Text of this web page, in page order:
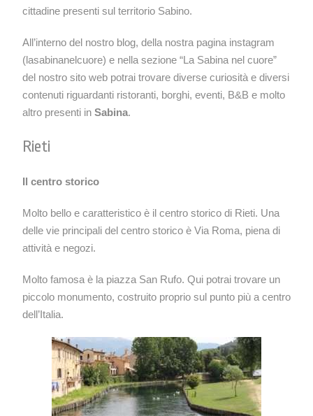
cittadine presenti sul territorio Sabino.
All’interno del nostro blog, della nostra pagina instagram
(lasabinanelcuore) e nella sezione “La Sabina nel cuore”
del nostro sito web potrai trovare diverse curiosità e diversi
contenuti riguardanti ristoranti, borghi, eventi, B&B e molto
altro presenti in Sabina.
Rieti
Il centro storico
Molto bello e caratteristico è il centro storico di Rieti. Una
delle vie principali del centro storico è Via Roma, piena di
attività e negozi.
Molto famosa è la piazza San Rufo. Qui potrai trovare un
piccolo monumento, costruito proprio sul punto più a centro
dell’Italia.